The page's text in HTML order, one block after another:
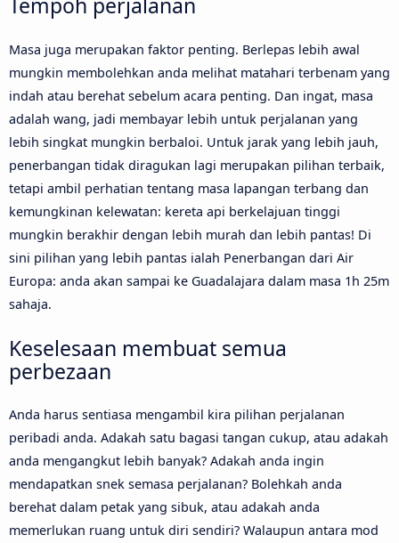
Tempoh perjalanan
Masa juga merupakan faktor penting. Berlepas lebih awal
mungkin membolehkan anda melihat matahari terbenam yang
indah atau berehat sebelum acara penting. Dan ingat, masa
adalah wang, jadi membayar lebih untuk perjalanan yang
lebih singkat mungkin berbaloi. Untuk jarak yang lebih jauh,
penerbangan tidak diragukan lagi merupakan pilihan terbaik,
tetapi ambil perhatian tentang masa lapangan terbang dan
kemungkinan kelewatan: kereta api berkelajuan tinggi
mungkin berakhir dengan lebih murah dan lebih pantas! Di
sini pilihan yang lebih pantas ialah Penerbangan dari Air
Europa: anda akan sampai ke Guadalajara dalam masa 1h 25m
sahaja.
Keselesaan membuat semua
perbezaan
Anda harus sentiasa mengambil kira pilihan perjalanan
peribadi anda. Adakah satu bagasi tangan cukup, atau adakah
anda mengangkut lebih banyak? Adakah anda ingin
mendapatkan snek semasa perjalanan? Bolehkah anda
berehat dalam petak yang sibuk, atau adakah anda
memerlukan ruang untuk diri sendiri? Walaupun antara mod